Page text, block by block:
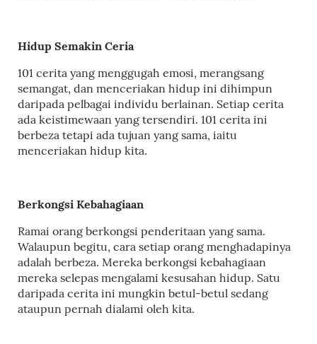
Hidup Semakin Ceria
101 cerita yang menggugah emosi, merangsang
semangat, dan menceriakan hidup ini dihimpun
daripada pelbagai individu berlainan. Setiap cerita
ada keistimewaan yang tersendiri. 101 cerita ini
berbeza tetapi ada tujuan yang sama, iaitu
menceriakan hidup kita.
Berkongsi Kebahagiaan
Ramai orang berkongsi penderitaan yang sama.
Walaupun begitu, cara setiap orang menghadapinya
adalah berbeza. Mereka berkongsi kebahagiaan
mereka selepas mengalami kesusahan hidup. Satu
daripada cerita ini mungkin betul-betul sedang
ataupun pernah dialami oleh kita.